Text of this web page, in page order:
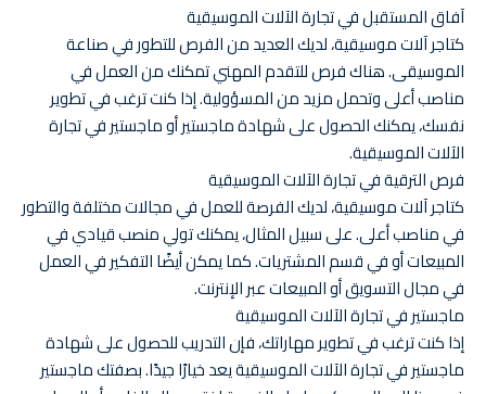
آفاق المستقبل في تجارة الآلات الموسيقية
كتاجر آلات موسيقية، لديك العديد من الفرص للتطور في صناعة
الموسيقى. هناك فرص للتقدم المهني تمكنك من العمل في
مناصب أعلى وتحمل مزيد من المسؤولية. إذا كنت ترغب في تطوير
نفسك، يمكنك الحصول على شهادة ماجستير أو ماجستير في تجارة
الآلات الموسيقية.
فرص الترقية في تجارة الآلات الموسيقية
كتاجر آلات موسيقية، لديك الفرصة للعمل في مجالات مختلفة والتطور
في مناصب أعلى. على سبيل المثال، يمكنك تولي منصب قيادي في
المبيعات أو في قسم المشتريات. كما يمكن أيضًا التفكير في العمل
في مجال التسويق أو المبيعات عبر الإنترنت.
ماجستير في تجارة الآلات الموسيقية
إذا كنت ترغب في تطوير مهاراتك، فإن التدريب للحصول على شهادة
ماجستير في تجارة الآلات الموسيقية يعد خيارًا جيدًا. بصفتك ماجستير